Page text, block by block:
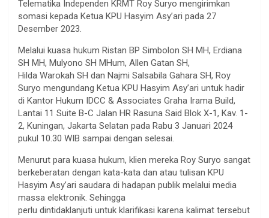
Telematika Independen KRMT Roy Suryo mengirimkan
somasi kepada Ketua KPU Hasyim Asy’ari pada 27
Desember 2023.
Melalui kuasa hukum Ristan BP Simbolon SH MH, Erdiana
SH MH, Mulyono SH MHum, Allen Gatan SH,
Hilda Warokah SH dan Najmi Salsabila Gahara SH, Roy
Suryo mengundang Ketua KPU Hasyim Asy’ari untuk hadir
di Kantor Hukum IDCC & Associates Graha Irama Build,
Lantai 11 Suite B-C Jalan HR Rasuna Said Blok X-1, Kav. 1-
2, Kuningan, Jakarta Selatan pada Rabu 3 Januari 2024
pukul 10.30 WIB sampai dengan selesai.
Menurut para kuasa hukum, klien mereka Roy Suryo sangat
berkeberatan dengan kata-kata dan atau tulisan KPU
Hasyim Asy’ari saudara di hadapan publik melalui media
massa elektronik. Sehingga
perlu dintidaklanjuti untuk klarifikasi karena kalimat tersebut